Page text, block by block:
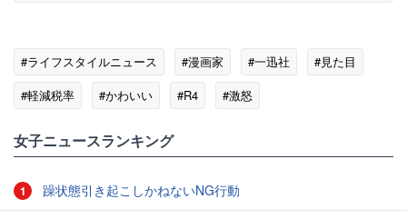
#ライフスタイルニュース #漫画家 #一迅社
#見た目
#軽減税率
#かわいい #R4 #激怒
女子ニュースランキング
1 躁状態引き起こしかねないNG行動